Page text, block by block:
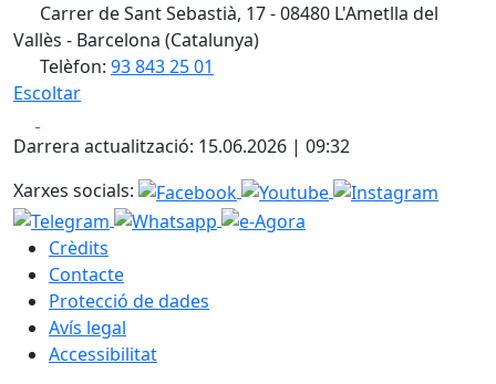
Carrer de Sant Sebastià, 17 - 08480 L'Ametlla del
Vallès - Barcelona (Catalunya)
Telèfon: 93 843 25 01
Escoltar
Darrera actualització: 15.06.2026 | 09:32
Xarxes socials:
Crèdits
Contacte
Protecció de dades
Avís legal
Accessibilitat